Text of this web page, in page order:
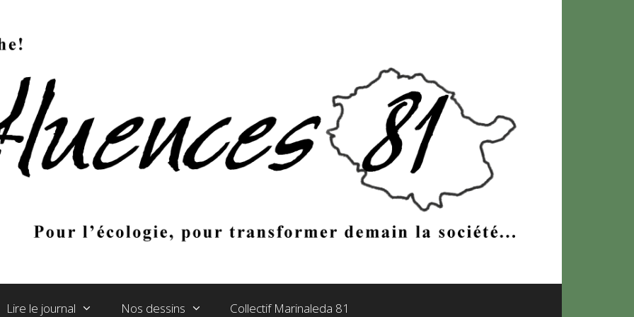
Lire le journal Nos dessins Collectif Marinaleda 81